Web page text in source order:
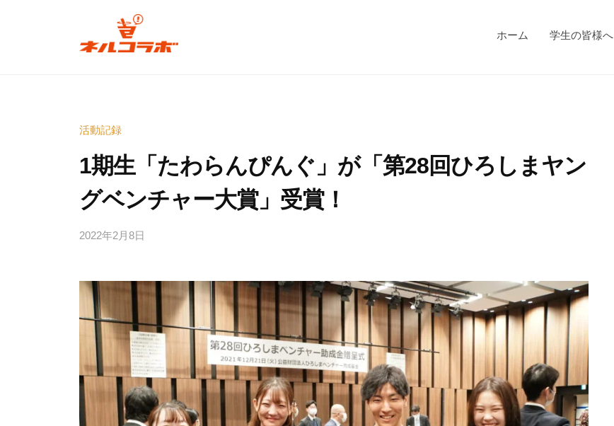
ラ
ボ
広
島
次
世
代
型
お
も
ホーム 学生の皆様へ
活動記録
1期生「たわらんぴんぐ」が「第28回ひろしまヤン
グベンチャー大賞」受賞！
2022年2月8日
t
o
r
2
コ
島
発
の
次
代
も
し
ン
タ
ー